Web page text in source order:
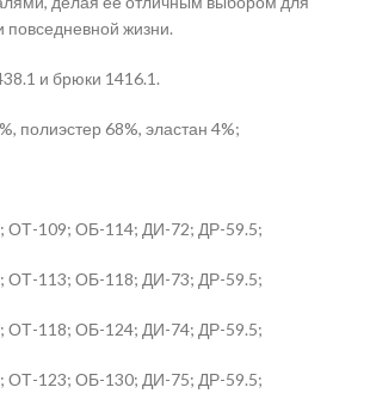
жизни.
и брюки 1416.1.
полиэстер 68%, эластан 4%;
ОТ-109; ОБ-114; ДИ-72; ДР-59.5;
ОТ-113; ОБ-118; ДИ-73; ДР-59.5;
ОТ-118; ОБ-124; ДИ-74; ДР-59.5;
ОТ-123; ОБ-130; ДИ-75; ДР-59.5;